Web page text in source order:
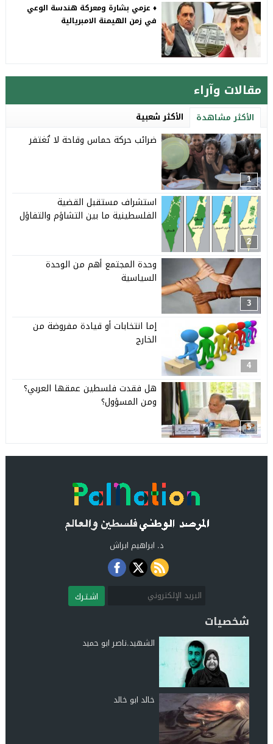
♦️ عزمي بشارة ومعركة هندسة الوعي
في زمن الهيمنة الامبريالية
مقالات وآراء
الأكثر مشاهدة الأكثر شعبية
1
ضرائب حركة حماس وقاحة لا تُغتفر
2
استشراف مستقبل القضية
الفلسطينية ما بين التشاؤم والتفاؤل
3
وحدة المجتمع أهم من الوحدة
السياسية
4
إما انتخابات أو قيادة مفروضة من
الخارج
5
هل فقدت فلسطين عمقها العربي؟
ومن المسؤول؟
د. ابراهيم ابراش
اشـتـرك
شخصيات
الشهيد.ناصر ابو حميد
خالد ابو خالد